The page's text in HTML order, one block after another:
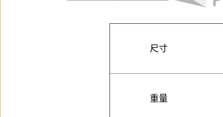
尺寸
重量